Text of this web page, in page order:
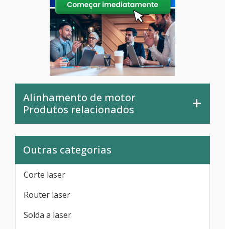
Alinhamento de motor
Produtos relacionados
Outras categorias
Corte laser
Router laser
Solda a laser